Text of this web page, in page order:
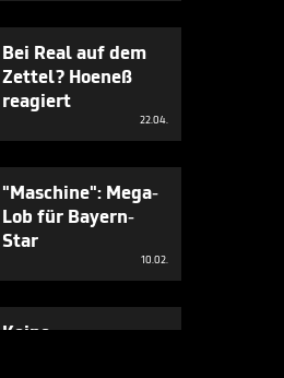
Bei Real auf dem
Zettel? Hoeneß
reagiert
22.04.
"Maschine": Mega-
Lob für Bayern-
Star
10.02.
Keine